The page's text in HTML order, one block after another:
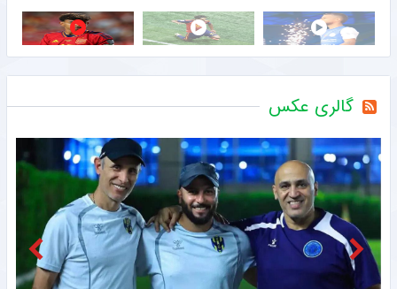
گالری عکس